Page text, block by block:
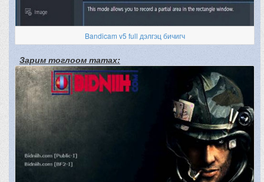
Bandicam v5 full дэлгэц бичигч
Зарим тоглоом татах: